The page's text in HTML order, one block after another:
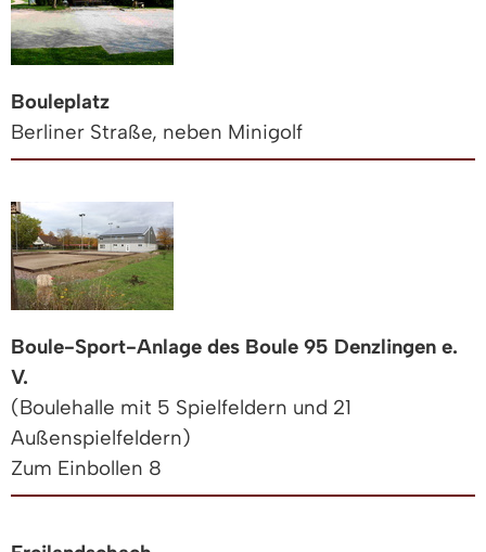
Bouleplatz
Berliner Straße, neben Minigolf
Boule-Sport-Anlage des Boule 95 Denzlingen e.
V.
(Boulehalle mit 5 Spielfeldern und 21
Außenspielfeldern)
Zum Einbollen 8